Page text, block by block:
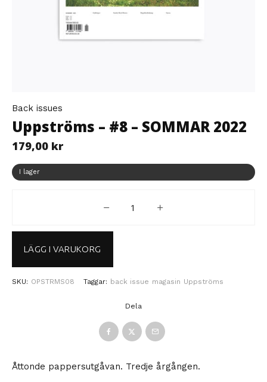
Back issues
Uppströms – #8 – SOMMAR 2022
179,00 kr
Åttonde pappersutgåvan. Tredje årgången.
I lager
Oppstrøms #8 - SOMMER 2022
LÄGG I VARUKORG
SKU: OPSTRMS08 Taggar: back issue magasin Uppströms
Dela